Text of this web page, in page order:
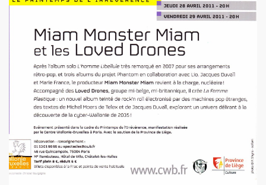
MARIE FRANCE parus entre 2006 et 2012.
set-lists.
fanzine L ORDONNANCE (2004).
: concerts, spectacles, expositions, cabaret, etc.
"AJASPHERE" le 28 octobre 2025 au Petit Bain (75013
"OK KO" le 16 octobre 2025 au Zenith (Paris) : chronique